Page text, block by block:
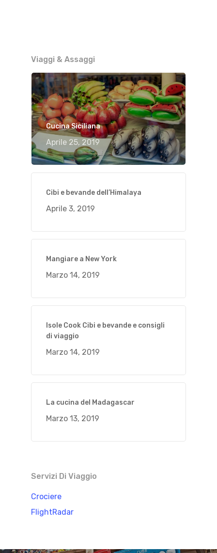
Viaggi & Assaggi
Cucina Siciliana
Aprile 25, 2019
Cibi e bevande dell’Himalaya
Aprile 3, 2019
Mangiare a New York
Marzo 14, 2019
Isole Cook Cibi e bevande e consigli
di viaggio
Marzo 14, 2019
La cucina del Madagascar
Marzo 13, 2019
Servizi Di Viaggio
Crociere
FlightRadar